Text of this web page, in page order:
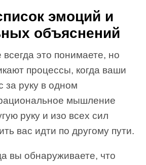
эмоций и
объяснений
это понимаете, но
процессы, когда ваши
за руку в одном
мышление
руку и изо всех сил
вас идти по другому пути.
вы обнаруживаете, что